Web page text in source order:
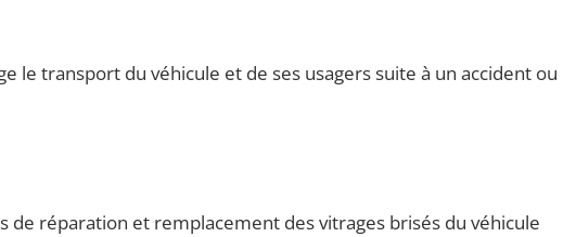
le transport du véhicule et de ses usagers suite à un accident ou
de réparation et remplacement des vitrages brisés du véhicule